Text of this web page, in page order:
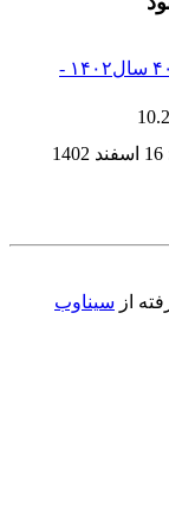
دوره 34، مجله سلام بچه ها بهمن مسلسل۴۰۷ سال۱۴۰۲ -
16 اسفند 1402
از سیناوب